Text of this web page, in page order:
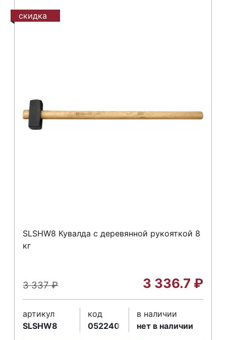
скидка
SLSHW8 Кувалда с деревянной рукояткой 8
кг
3 337₽ 3 336.7 ₽
артикул
SLSHW8
код
052240
в наличии
нет в наличии